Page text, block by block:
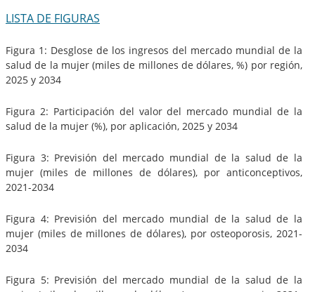
LISTA DE FIGURAS
Figura 1: Desglose de los ingresos del mercado mundial de la
salud de la mujer (miles de millones de dólares, %) por región,
2025 y 2034
Figura 2: Participación del valor del mercado mundial de la
salud de la mujer (%), por aplicación, 2025 y 2034
Figura 3: Previsión del mercado mundial de la salud de la
mujer (miles de millones de dólares), por anticonceptivos,
2021-2034
Figura 4: Previsión del mercado mundial de la salud de la
mujer (miles de millones de dólares), por osteoporosis, 2021-
2034
Figura 5: Previsión del mercado mundial de la salud de la